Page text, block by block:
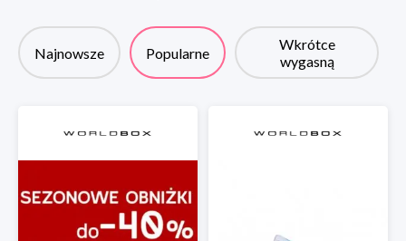
Najnowsze Popularne
Wkrótce
wygasną